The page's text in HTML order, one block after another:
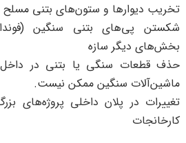
تخریب دیوارها و ستون‌های بتنی مسلح
شکستن پی‌های بتنی سنگین
بخش‌های دیگر سازه
حذف قطعات سنگی یا بتنی در داخل
ماشین‌آلات سنگین ممکن نیست.
تغییرات در پلان داخلی پروژه‌های
کارخانجات